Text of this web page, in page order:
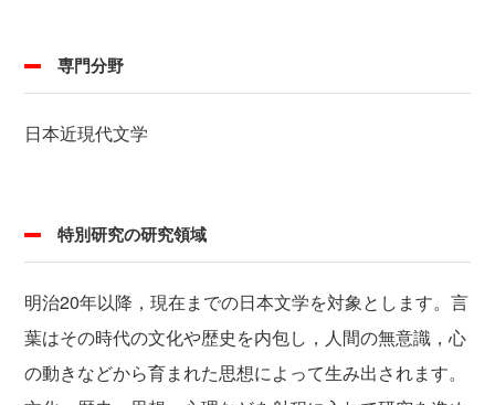
専門分野
日本近現代文学
特別研究の研究領域
明治20年以降，現在までの日本文学を対象とします。言
葉はその時代の文化や歴史を内包し，人間の無意識，心
の動きなどから育まれた思想によって生み出されます。